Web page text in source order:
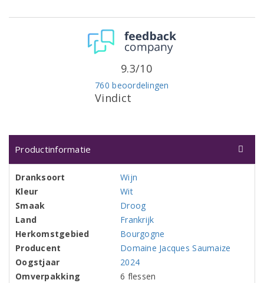
Vindict
760 beoordelingen
9.3/10
Productinformatie
Dranksoort
Wijn
Kleur
Wit
Smaak
Droog
Land
Frankrijk
Herkomstgebied
Bourgogne
Producent
Domaine Jacques Saumaize
Oogstjaar
2024
Omverpakking
6 flessen